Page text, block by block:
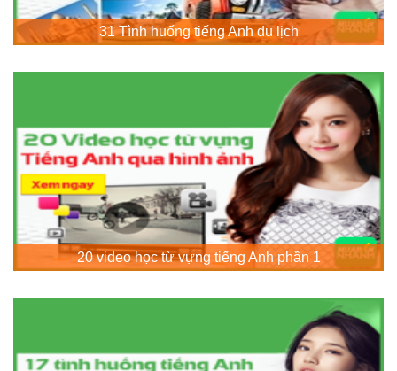
31 Tình huống tiếng Anh du lịch
20 video học từ vựng tiếng Anh phần 1